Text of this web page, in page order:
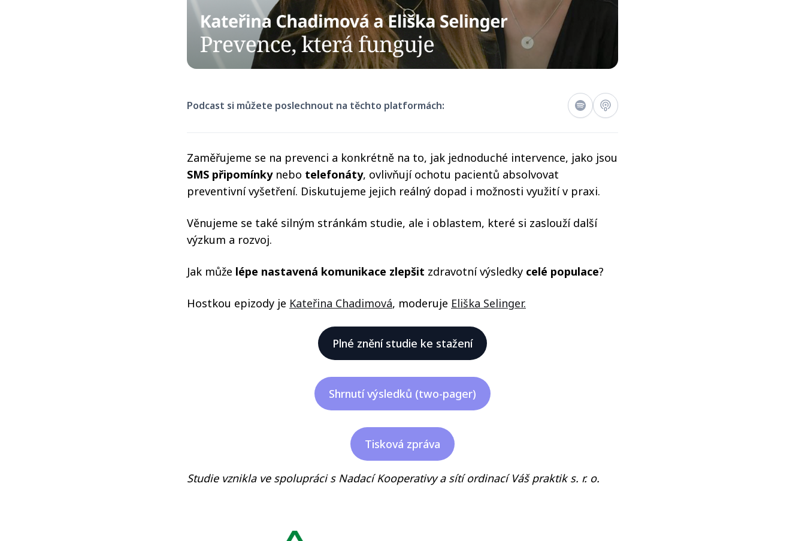
Podcast si můžete poslechnout na těchto platformách:
Zaměřujeme se na prevenci a konkrétně na to, jak jednoduché intervence, jako jsou
SMS připomínkynebo telefonáty, ovlivňují ochotu pacientů absolvovat
preventivní vyšetření. Diskutujeme jejich reálný dopad i možnosti využití v praxi.
Věnujeme se také silným stránkám studie, ale i oblastem, které si zaslouží další
výzkum a rozvoj.
Jak může lépe nastavená komunikace zlepšit zdravotní výsledky celé populace?
Hostkou epizody je Kateřina Chadimová, moderuje Eliška Selinger.
Plné znění studie ke stažení
Shrnutí výsledků (two-pager)
Tisková zpráva
Studie vznikla ve spolupráci s Nadací Kooperativy a sítí ordinací Váš praktik s. r. o.